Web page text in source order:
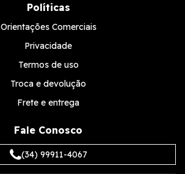
Políticas
Orientações Comerciais
Privacidade
Termos de uso
Troca e devolução
Frete e entrega
Fale Conosco
(34) 99911-4067